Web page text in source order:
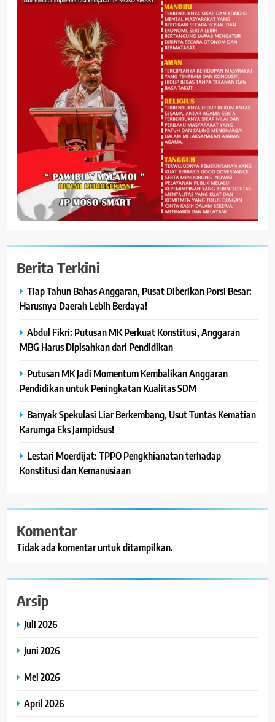
Berita Terkini
Tiap Tahun Bahas Anggaran, Pusat Diberikan Porsi Besar:
Harusnya Daerah Lebih Berdaya!
Abdul Fikri: Putusan MK Perkuat Konstitusi, Anggaran
MBG Harus Dipisahkan dari Pendidikan
Putusan MK Jadi Momentum Kembalikan Anggaran
Pendidikan untuk Peningkatan Kualitas SDM
Banyak Spekulasi Liar Berkembang, Usut Tuntas Kematian
Karumga Eks Jampidsus!
Lestari Moerdijat: TPPO Pengkhianatan terhadap
Konstitusi dan Kemanusiaan
Komentar
Tidak ada komentar untuk ditampilkan.
Arsip
Juli 2026
Juni 2026
Mei 2026
April 2026